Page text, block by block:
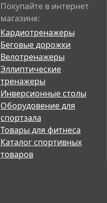
Покупайте в интернет
магазине:
Кардиотренажеры
Беговые дорожки
Велотренажеры
Эллиптические
тренажеры
Инверсионные столы
Оборудовение для
спортзала
Товары для фитнеса
Каталог спортивных
товаров